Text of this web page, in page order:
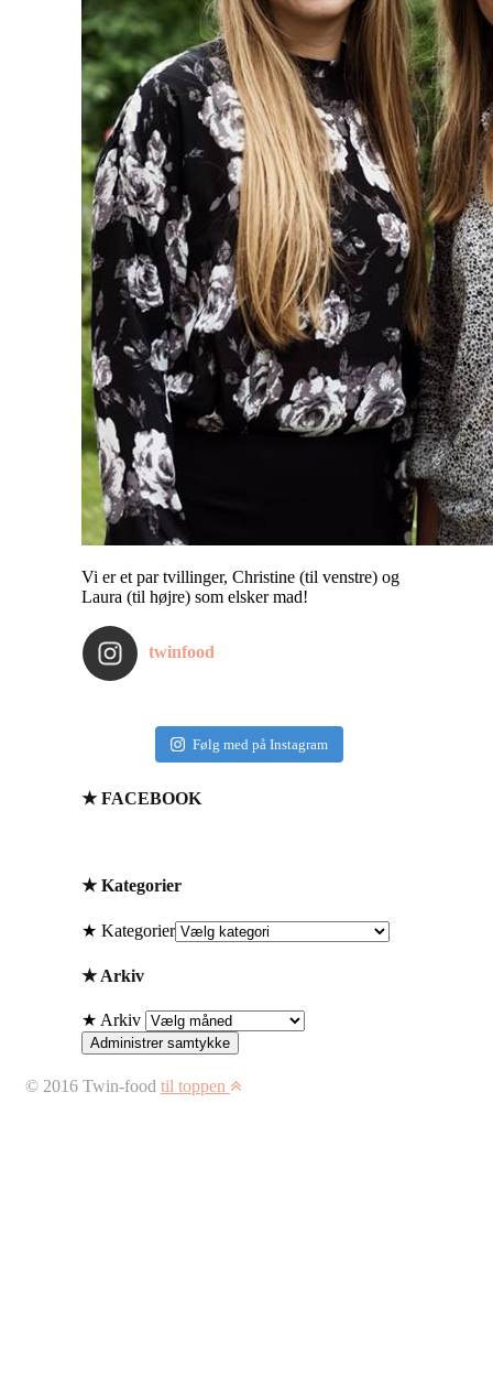
Vi er et par tvillinger, Christine (til venstre) og
Laura (til højre) som elsker mad!
twinfood
Følg med på Instagram
★ FACEBOOK
★ Kategorier
★ Kategorier
★ Arkiv
★ Arkiv
Administrer samtykke
© 2016 Twin-food til toppen